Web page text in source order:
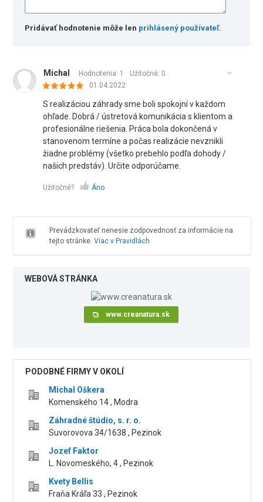
Pridávať hodnotenie môže len prihlásený používateľ.
Michal Hodnotenia: 1 Užitočné: 0
01.04.2022
S realizáciou záhrady sme boli spokojní v každom
ohľade. Dobrá / ústretová komunikácia s klientom a
profesionálne riešenia. Práca bola dokončená v
stanovenom termíne a počas realizácie nevznikli
žiadne problémy (všetko prebehlo podľa dohody /
našich predstáv). Určite odporúčame.
Užitočné? Áno
Prevádzkovateľ nenesie zodpovednosť za informácie na
tejto stránke. Viac v Pravidlách
WEBOVÁ STRÁNKA
www.creanatura.sk
PODOBNÉ FIRMY V OKOLÍ
Michal Oškera
Komenského 14 , Modra
Záhradné štúdio, s. r. o.
Suvorovova 34/1638 , Pezinok
Jozef Faktor
L. Novomeského, 4 , Pezinok
Kvety Bellis
Fraňa Kráľa 33 , Pezinok